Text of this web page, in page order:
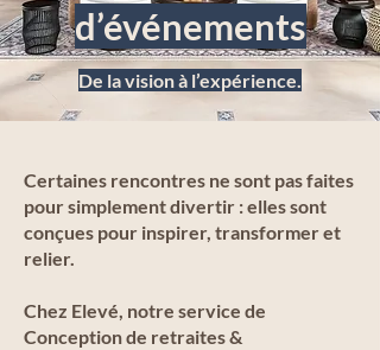
d’événements
De la vision à l’expérience.
Certaines rencontres ne sont pas faites
pour simplement divertir : elles sont
conçues pour inspirer, transformer et
relier.
Chez Elevé, notre service de
Conception de retraites &